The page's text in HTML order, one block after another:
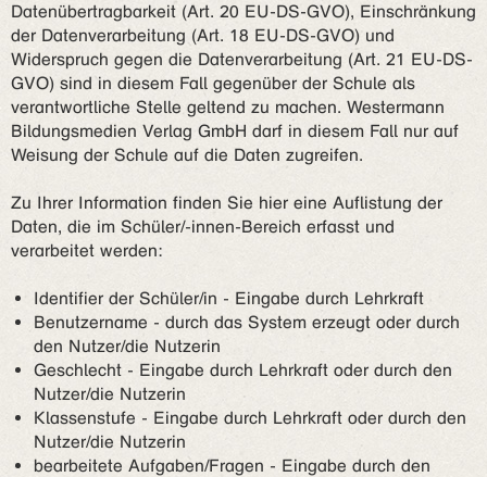
Datenübertragbarkeit (Art. 20 EU-DS-GVO), Einschränkung
der Datenverarbeitung (Art. 18 EU-DS-GVO) und
Widerspruch gegen die Datenverarbeitung (Art. 21 EU-DS-
GVO) sind in diesem Fall gegenüber der Schule als
verantwortliche Stelle geltend zu machen. Westermann
Bildungsmedien Verlag GmbH darf in diesem Fall nur auf
Weisung der Schule auf die Daten zugreifen.
Zu Ihrer Information finden Sie hier eine Auflistung der
Daten, die im Schüler/-innen-Bereich erfasst und
verarbeitet werden:
Identifier der Schüler/in - Eingabe durch Lehrkraft
Benutzername - durch das System erzeugt oder durch
den Nutzer/die Nutzerin
Geschlecht - Eingabe durch Lehrkraft oder durch den
Nutzer/die Nutzerin
Klassenstufe - Eingabe durch Lehrkraft oder durch den
Nutzer/die Nutzerin
bearbeitete Aufgaben/Fragen - Eingabe durch den